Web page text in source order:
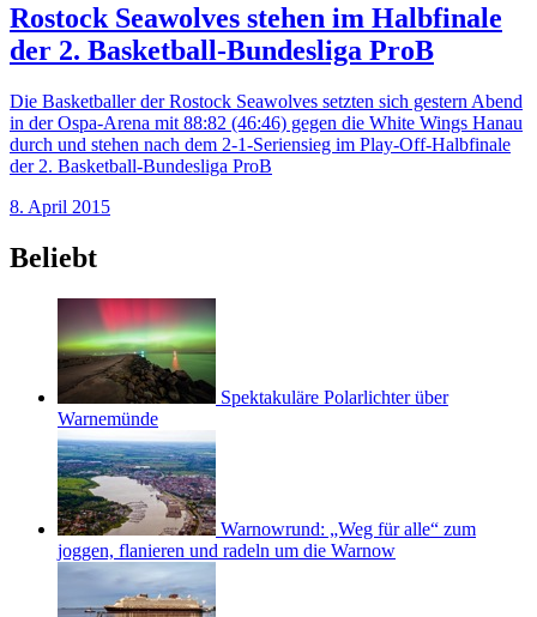
Rostock Seawolves stehen im Halbfinale
der 2. Basketball-Bundesliga ProB
Die Basketballer der Rostock Seawolves setzten sich gestern Abend
in der Ospa-Arena mit 88:82 (46:46) gegen die White Wings Hanau
durch und stehen nach dem 2-1-Seriensieg im Play-Off-Halbfinale
der 2. Basketball-Bundesliga ProB
8. April 2015
Beliebt
Spektakuläre Polarlichter über
Warnemünde
Warnowrund: „Weg für alle“ zum
joggen, flanieren und radeln um die Warnow